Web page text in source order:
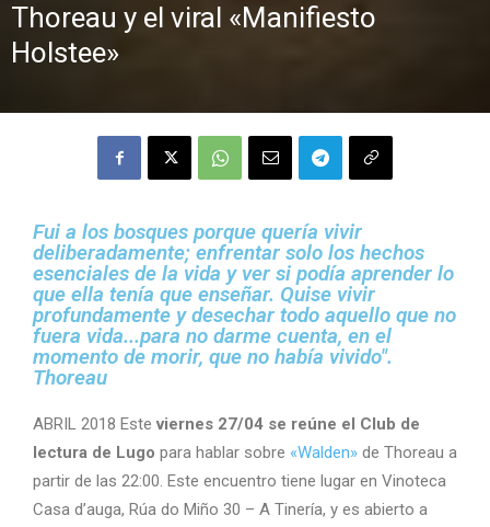
Thoreau y el viral «Manifiesto
Holstee»
Fui a los bosques porque quería vivir
deliberadamente; enfrentar solo los hechos
esenciales de la vida y ver si podía aprender lo
que ella tenía que enseñar. Quise vivir
profundamente y desechar todo aquello que no
fuera vida...para no darme cuenta, en el
momento de morir, que no había vivido".
Thoreau
ABRIL 2018 Esteviernes 27/04 se reúne el Club de
lectura de Lugo para hablar sobre «Walden» de Thoreau a
partir de las 22:00. Este encuentro tiene lugar en Vinoteca
Casa d’auga, Rúa do Miño 30 – A Tinería, y es abierto a